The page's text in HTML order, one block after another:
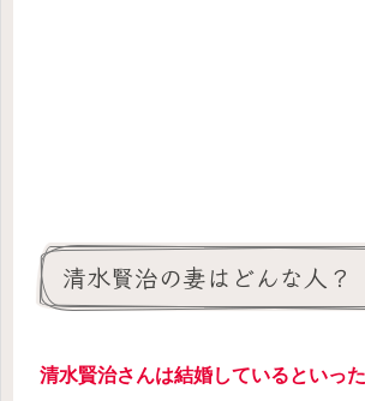
清水賢治の妻はどんな人？
清水賢治さんは結婚しているといっ